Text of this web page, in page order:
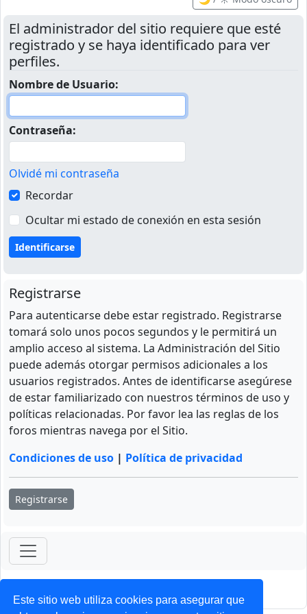
Este sitio web utiliza cookies para asegurar que
El administrador del sitio requiere que esté
registrado y se haya identificado para ver
perfiles.
Nombre de Usuario:
Contraseña:
Olvidé mi contraseña
Recordar
Ocultar mi estado de conexión en esta sesión
Registrarse
Para autenticarse debe estar registrado. Registrarse
tomará solo unos pocos segundos y le permitirá un
amplio acceso al sistema. La Administración del Sitio
puede además otorgar permisos adicionales a los
usuarios registrados. Antes de identificarse asegúrese
de estar familiarizado con nuestros términos de uso y
políticas relacionadas. Por favor lea las reglas de los
foros mientras navega por el Sitio.
Condiciones de uso | Política de privacidad
Registrarse
ForoClub 2025
Privacidad| Condiciones